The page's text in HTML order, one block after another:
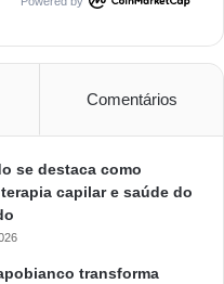
Comentários
se destaca como
capilar e saúde do
transforma